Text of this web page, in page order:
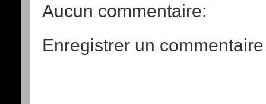
Aucun commentaire:
Enregistrer un commentaire